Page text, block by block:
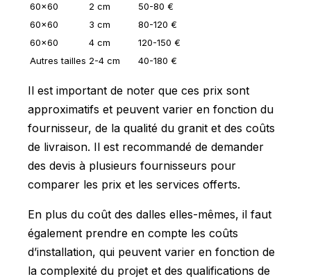
60x60
2 cm
50-80 €
60x60
3 cm
80-120 €
60x60
4 cm
120-150 €
Autres tailles 2-4 cm 40-180 €
Il est important de noter que ces prix sont
approximatifs et peuvent varier en fonction du
fournisseur, de la qualité du granit et des coûts
de livraison. Il est recommandé de demander
des devis à plusieurs fournisseurs pour
comparer les prix et les services offerts.
En plus du coût des dalles elles-mêmes, il faut
également prendre en compte les coûts
d’installation, qui peuvent varier en fonction de
la complexité du projet et des qualifications de